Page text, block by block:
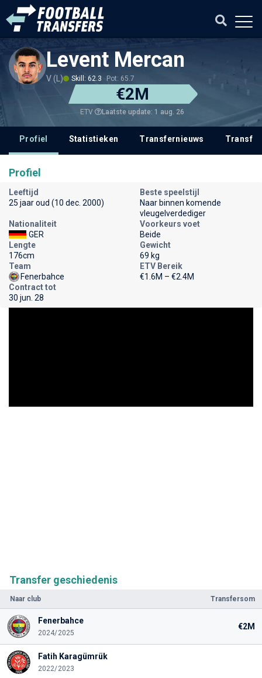
Levent Mercan
V (L) Skill: 62.3 Pot: 65.7
€2M
ETV Laatste update: 1 aug. 26
Profiel Statistieken Transfernieuws
Transfer geschiedenis
Naar club Transfersom
Fenerbahce
2024/2025
€2M
Fatih Karagümrük
2022/2023
Profiel
Leeftijd
25 jaar oud (10 dec. 2000)
Beste speelstijl
Naar binnen komende
vleugelverdediger
Nationaliteit
GER
Voorkeurs voet
Beide
Lengte
176cm
Gewicht
69 kg
Team
Fenerbahce
ETV Bereik
€1.6M – €2.4M
Contract tot
30 jun. 28